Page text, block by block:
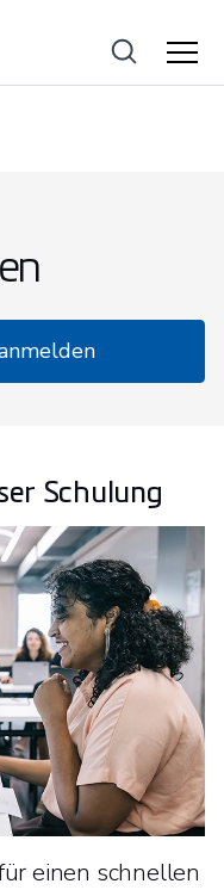
Schulung
einen schnellen